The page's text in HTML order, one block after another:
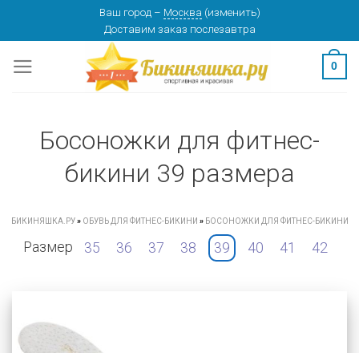
content
Ваш город – Москва (изменить)
Доставим заказ послезавтра
0
Босоножки для фитнес-
бикини 39 размера
БИКИНЯШКА.РУ» ОБУВЬ ДЛЯ ФИТНЕС-БИКИНИ » БОСОНОЖКИ ДЛЯ ФИТНЕС-БИКИНИ
Размер 35 36 37 38 39 40 41 42